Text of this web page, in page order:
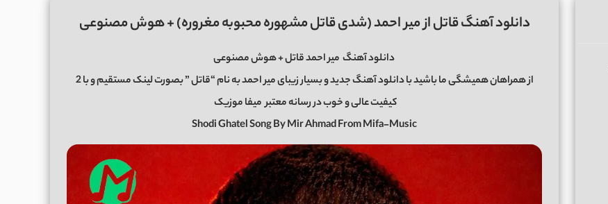
دانلود آهنگ قاتل از میر احمد (شدی قاتل مشهوره محبوبه مغروره) + هوش مصنوعی
دانلود آهنگ میر احمد قاتل + هوش مصنوعی
از همراهان همیشگی ما باشید با دانلود آهنگ جدید و بسیار زیبای میر احمد به نام “قاتل ” بصورت لینک مستقیم و با 2
کیفیت عالی و خوب در رسانه معتبرمیفا موزیک
Shodi Ghatel Song By Mir Ahmad From Mifa-Music